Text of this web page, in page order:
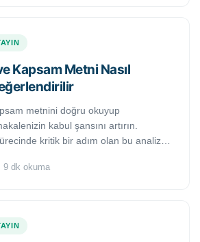
Kapsam Metni Nasıl
metnini doğru okuyup
kabul şansını artırın.
kritik bir adım olan bu analiz
9 dk okuma